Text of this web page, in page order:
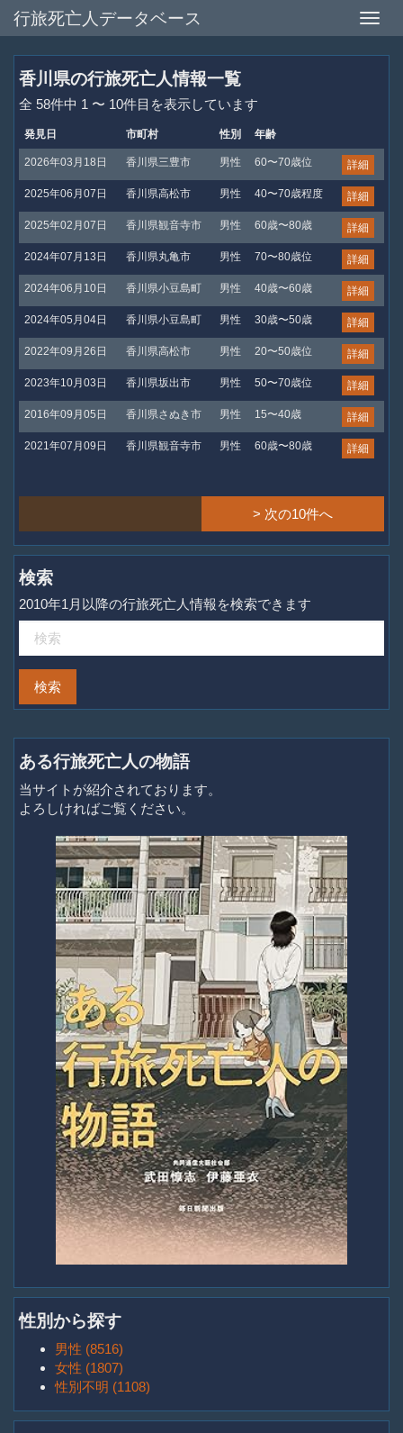
Toggle
行旅死亡人データベース
香川県の行旅死亡人情報一覧
全 58件中 1 〜 10件目を表示しています
発見日 市町村 性別 年齢
2026年03月18日 香川県三豊市 男性 60〜70歳位 詳細
2025年06月07日 香川県高松市 男性 40〜70歳程度 詳細
2025年02月07日 香川県観音寺市 男性 60歳〜80歳 詳細
2024年07月13日 香川県丸亀市 男性 70〜80歳位 詳細
2024年06月10日 香川県小豆島町 男性 40歳〜60歳 詳細
2024年05月04日 香川県小豆島町 男性 30歳〜50歳 詳細
2022年09月26日 香川県高松市 男性 20〜50歳位 詳細
2023年10月03日 香川県坂出市 男性 50〜70歳位 詳細
2016年09月05日 香川県さぬき市 男性 15〜40歳 詳細
2021年07月09日 香川県観音寺市 男性 60歳〜80歳 詳細
> 次の10件へ
検索
2010年1月以降の行旅死亡人情報を検索できます
ある行旅死亡人の物語
当サイトが紹介されております。
よろしければご覧ください。
性別から探す
男性 (8516)
女性 (1807)
性別不明 (1108)